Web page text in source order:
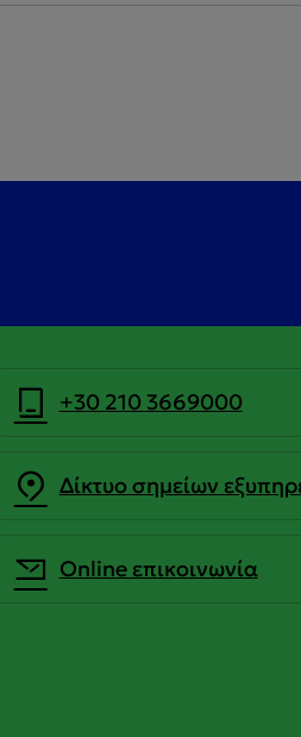
+30 210 3669000
Δίκτυο σημείων
Οnline επικοινωνία